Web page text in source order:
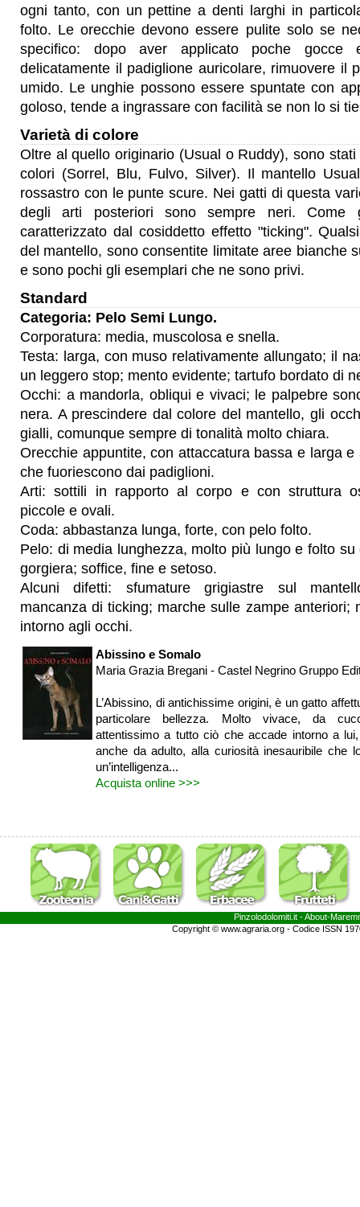
ogni tanto, con un pettine a denti larghi in
folto. Le orecchie devono essere pulite solo se
specifico: dopo aver applicato poche gocce
delicatamente il padiglione auricolare, rimuovere il
umido. Le unghie possono essere spuntate con
goloso, tende a ingrassare con facilità se non lo si
Varietà di colore
Oltre al quello originario (Usual o Ruddy), sono
colori (Sorrel, Blu, Fulvo, Silver). Il mantello
rossastro con le punte scure. Nei gatti di questa
degli arti posteriori sono sempre neri.
caratterizzato dal cosiddetto effetto "ticking".
del mantello, sono consentite limitate aree bianche
e sono pochi gli esemplari che ne sono privi.
Standard
Categoria: Pelo Semi Lungo.
Corporatura: media, muscolosa e snella.
Testa: larga, con muso relativamente allungato; il
un leggero stop; mento evidente; tartufo bordato di
Occhi: a mandorla, obliqui e vivaci; le palpebre
nera. A prescindere dal colore del mantello, gli
gialli, comunque sempre di tonalità molto chiara.
Orecchie appuntite, con attaccatura bassa e larga
che fuoriescono dai padiglioni.
Arti: sottili in rapporto al corpo e con struttura
piccole e ovali.
Coda: abbastanza lunga, forte, con pelo folto.
Pelo: di media lunghezza, molto più lungo e folto
gorgiera; soffice, fine e setoso.
Alcuni difetti: sfumature grigiastre sul
mancanza di ticking; marche sulle zampe anteriori;
intorno agli occhi.
Abissino e Somalo
Maria Grazia Bregani - Castel Negrino Gruppo
L’Abissino, di antichissime origini, è un gatto
particolare bellezza. Molto vivace, da
attentissimo a tutto ciò che accade intorno a
anche da adulto, alla curiosità inesauribile che
un’intelligenza...
Acquista online >>>
Pinzolodolomiti.it - About-
Copyright © www.agraria.org - Codice ISSN